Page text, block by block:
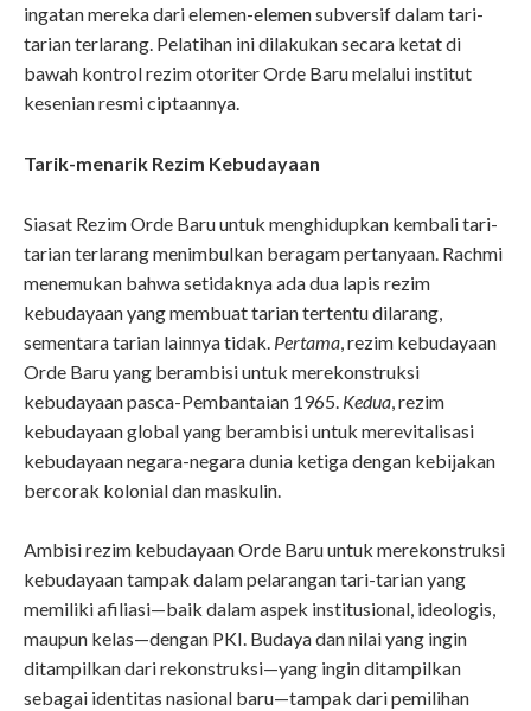
ingatan mereka dari elemen-elemen subversif dalam tari-
tarian terlarang. Pelatihan ini dilakukan secara ketat di
bawah kontrol rezim otoriter Orde Baru melalui institut
kesenian resmi ciptaannya.
Tarik-menarik Rezim Kebudayaan
Siasat Rezim Orde Baru untuk menghidupkan kembali tari-
tarian terlarang menimbulkan beragam pertanyaan. Rachmi
menemukan bahwa setidaknya ada dua lapis rezim
kebudayaan yang membuat tarian tertentu dilarang,
sementara tarian lainnya tidak. Pertama , rezim kebudayaan
Orde Baru yang berambisi untuk merekonstruksi
kebudayaan pasca-Pembantaian 1965. Kedua , rezim
kebudayaan global yang berambisi untuk merevitalisasi
kebudayaan negara-negara dunia ketiga dengan kebijakan
bercorak kolonial dan maskulin.
Ambisi rezim kebudayaan Orde Baru untuk merekonstruksi
kebudayaan tampak dalam pelarangan tari-tarian yang
memiliki afiliasi—baik dalam aspek institusional, ideologis,
maupun kelas—dengan PKI. Budaya dan nilai yang ingin
ditampilkan dari rekonstruksi—yang ingin ditampilkan
sebagai identitas nasional baru—tampak dari pemilihan